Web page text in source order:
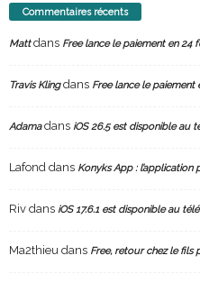
Commentaires récents
Mattdans Free lance le paiement en 24
Travis Klingdans Free lance le paiement
Adamadans iOS 26.5 est disponible au
Lafond dans Konyks App :
Riv dans iOS 17.6.1 est disponible au
Ma2thieu dans Free, retour chez le fils